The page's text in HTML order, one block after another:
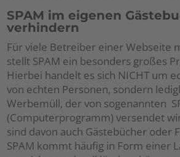
SPAM im eigenen
verhindern
Für viele Betreiber einer Webseite
stellt SPAM ein besonders großes
Hierbei handelt es sich NICHT um
von echten Personen, sondern
Werbemüll, der von sogenannten
(Computerprogramm) versendet
sind davon auch Gästebücher oder
SPAM kommt häufig in Form einer